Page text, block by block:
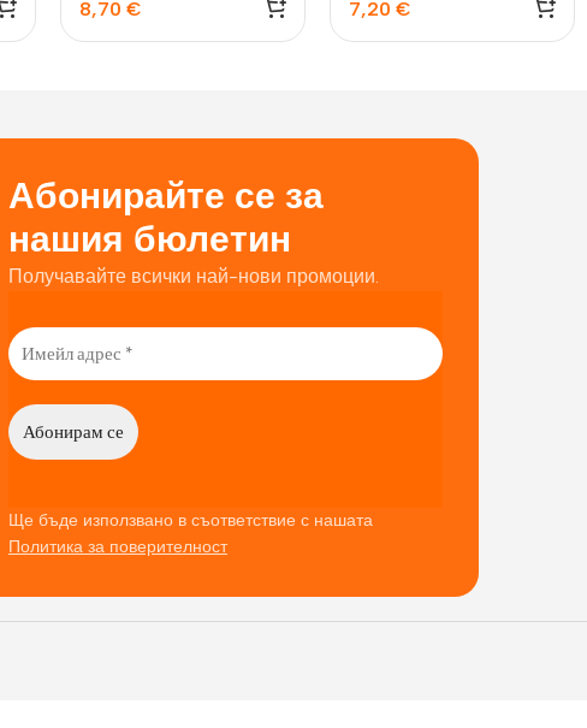
8,70 € 7,20 €
Абонирайте се за
нашия бюлетин
Получавайте всички най-нови промоции.
Ще бъде използвано в съответствие с нашата
Политика за поверителност